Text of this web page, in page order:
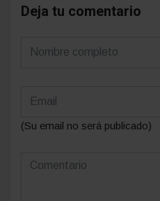
Deja tu comentario
(Su email no será publicado)